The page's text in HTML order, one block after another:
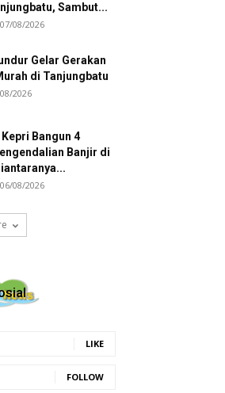
Sambut...
07/08/2026
Gelar Gerakan
di Tanjungbatu
2026
Bangun 4
Banjir di
06/08/2026
LIKE
FOLLOW